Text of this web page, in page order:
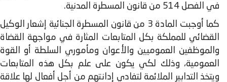
في الفصل 514 من قانون المسطرة المدنية.
كما أوجبت المادة 3 من قانون المسطرة الجنائية إشعار الوكيل
القضائي للمملكة بكل المتابعات المثارة في مواجهة القضاة
والموظفين العموميين والأعوان ومأموري السلطة أو القوة
العمومية، وذلك لكي يكون على علم بكل هذه المتابعات
ويتخذ التدابير الملائمة لتفادي إدانتهم من أجل أفعال لها علاقة